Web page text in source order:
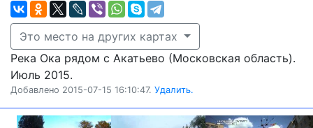
Это место на других картах
Река Ока рядом с Акатьево (Московская область).
Июль 2015.
Добавлено 2015-07-15 16:10:47. Удалить.